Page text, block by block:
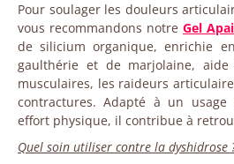
Pour soulager les douleurs
vous recommandons notre Gel
de silicium organique, enrichie
gaulthérie et de marjolaine,
musculaires, les raideurs
contractures. Adapté à un
effort physique, il contribue à
Quel soin utiliser contre la dyshidrose